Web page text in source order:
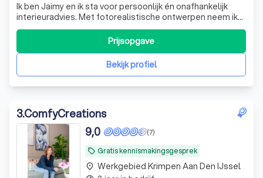
Ik ben Jaimy en ik sta voor persoonlijk én onafhankelijk
interieuradvies. Met fotorealistische ontwerpen neem ik
je mee in jouw nieuwe woning of interieur. Zit je dus met je
handen in het haar en weet je niet waar je moet beginnen?
Ik help je graag verder!
Bekijk profiel
Prijsopgave
3.ComfyCreations
local_offer Gratis kennismakingsgesprek
(7)
9,0
place Werkgebied Krimpen Aan Den IJssel